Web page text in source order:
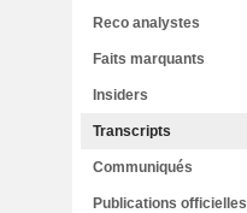
Reco analystes
Faits marquants
Insiders
Transcripts
Communiqués
Publications officielles